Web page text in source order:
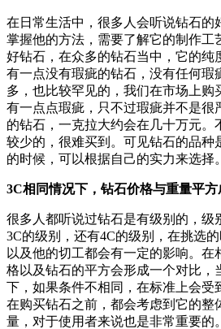
在日常生活中，很多人会听说钻石的
掌握他的方法，需要了解它的制作工
好钻石，在众多的钻石当中，它的纯
有一点没有瑕疵的钻石，没有任何瑕
多，也比较罕见的，我们在市场上购
有一点点瑕疵，只不过瑕疵并不是很
的钻石，一克拉大约会在几十万元。
较少的，很难买到。可见钻石的品种
的时候，可以根据自己的实力来选择。
3C相同情况下，钻石价格与重量平方
很多人都听说过钻石是有级别的，级
3C的级别，还有4C的级别，在挑选
以及他的切工都会有一定的影响。在
格以及钻石的平方会形成一个对比，
下，如果条件不相同，在标准上会受
在购买钻石之前，都会考虑到它的整
量，对于使用者来说也是非常重要的。